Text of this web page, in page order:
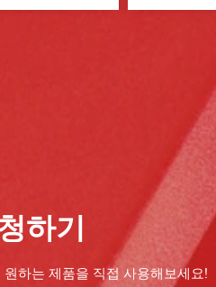
하기
하는 제품을 직접 사용해보세요!